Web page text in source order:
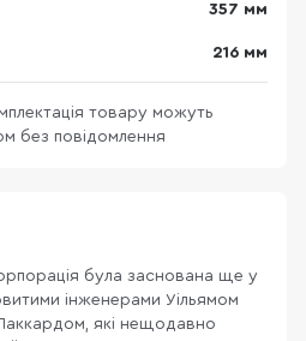
357 мм
216 мм
товару можуть
без повідомлення
була заснована ще у
інженерами Уільямом
які нещодавно